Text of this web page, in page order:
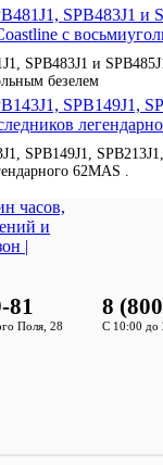
SPB483J1 и
безелем
SPB149J1,
62MAS .
81
Поля, 28
8
С 10:00 до